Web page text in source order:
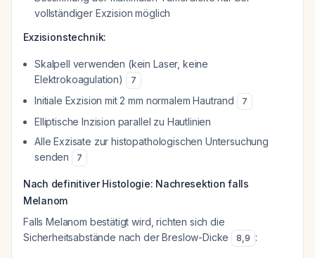
vollständiger Exzision möglich
Exzisionstechnik:
Skalpell verwenden (kein Laser, keine
Elektrokoagulation)
7
Initiale Exzision mit 2 mm normalem Hautrand 7
Elliptische Inzision parallel zu Hautlinien
Alle Exzisate zur histopathologischen Untersuchung
senden
7
Nach definitiver Histologie: Nachresektion falls
Melanom
Falls Melanom bestätigt wird, richten sich die
Sicherheitsabstände nach der Breslow-Dicke
8,9 :